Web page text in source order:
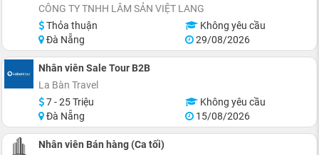
CÔNG TY TNHH LÂM SẢN VIỆT LANG
Thỏa thuận
Không yêu cầu
Đà Nẵng
29/08/2026
Nhân viên Sale Tour B2B
La Bàn Travel
7 - 25 Triệu
Không yêu cầu
Đà Nẵng
15/08/2026
Nhân viên Bán hàng (Ca tối)